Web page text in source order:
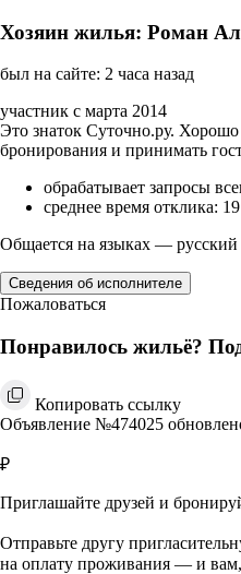
Хозяин жилья: Роман
был на сайте: 2 часа назад
участник с марта 2014
Это знаток Суточно.ру. Хорошо
бронирования и принимать
обрабатывает запросы
среднее время отклика:
Общается на языках — русский
Сведения об исполнителе
Пожаловаться
Понравилось жильё?
Копировать ссылку
Объявление №474025
₽
Приглашайте друзей и
Отправьте другу
на оплату проживания — и вам,